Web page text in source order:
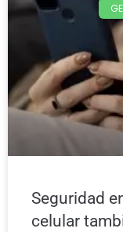
Seguridad
celular